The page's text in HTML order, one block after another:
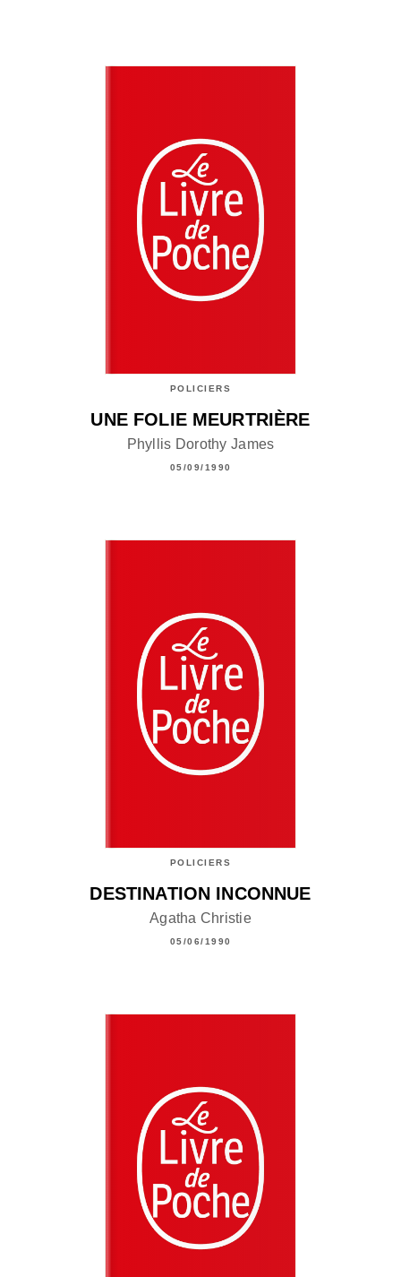
POLICIERS
UNE FOLIE MEURTRIÈRE
Phyllis Dorothy James
05/09/1990
POLICIERS
DESTINATION INCONNUE
Agatha Christie
05/06/1990